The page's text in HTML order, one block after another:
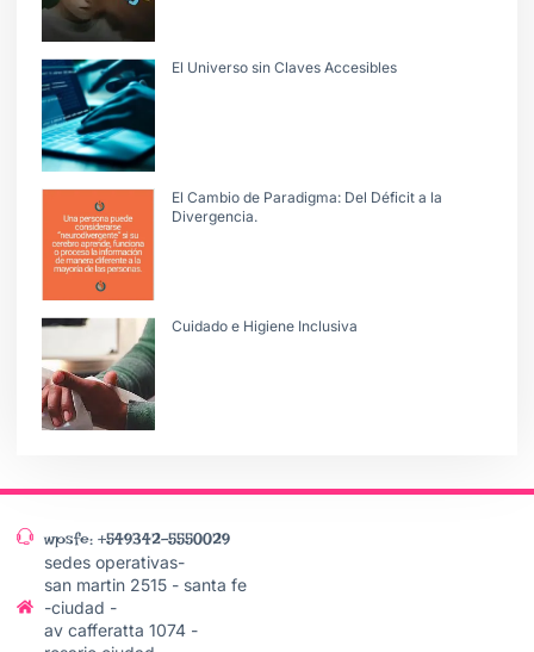
El Universo sin Claves Accesibles
El Cambio de Paradigma: Del Déficit a la
Divergencia.
Cuidado e Higiene Inclusiva
wpsfe: +549342-5550029
sedes operativas-
san martin 2515 - santa fe
-ciudad -
av cafferatta 1074 -